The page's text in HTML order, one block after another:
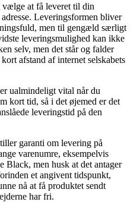
vælge at få leveret til din
Leveringsformen bliver
men til gengæld særligt
leveringsmulighed kan ikke
selv, men det står og falder
afstand af internet selskabets
ualmindeligt vital når du
kort tid, så i det øjemed er det
leveringstid på den
garanti om levering på
varenumre, eksempelvis
Black, men husk at det antager
et angivent tidspunkt,
nå at få produktet sendt
har fri.